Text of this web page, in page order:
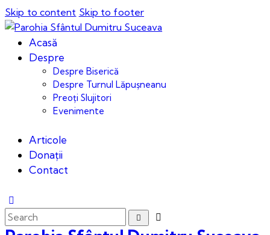
Skip to content Skip to footer
Acasă
Despre
Despre Biserică
Despre Turnul Lăpușneanu
Preoți Slujitori
Evenimente
Articole
Donații
Contact